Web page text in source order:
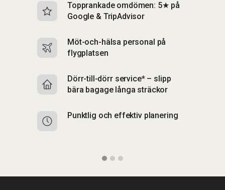
Topprankade omdömen: 5★ på
Google & TripAdvisor
Möt-och-hälsa personal på
flygplatsen
Dörr-till-dörr service* – slipp
bära bagage långa sträckor
Punktlig och effektiv planering